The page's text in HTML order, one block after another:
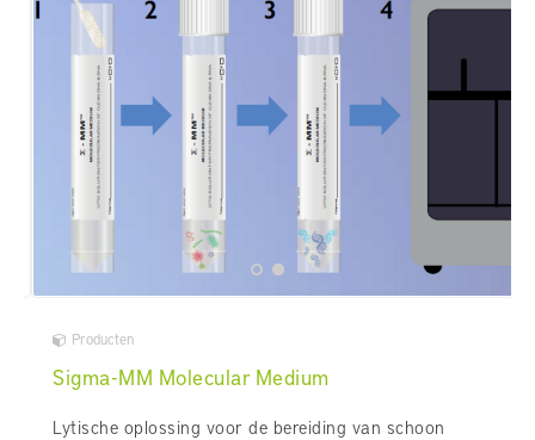
Producten
Sigma-MM Molecular Medium
Lytische oplossing voor de bereiding van schoon